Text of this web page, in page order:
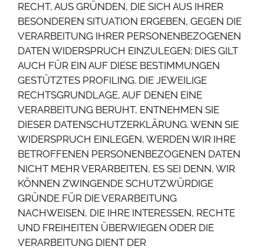
RECHT, AUS GRÜNDEN, DIE SICH AUS IHRER
BESONDEREN SITUATION ERGEBEN, GEGEN DIE
VERARBEITUNG IHRER PERSONENBEZOGENEN
DATEN WIDERSPRUCH EINZULEGEN; DIES GILT
AUCH FÜR EIN AUF DIESE BESTIMMUNGEN
GESTÜTZTES PROFILING. DIE JEWEILIGE
RECHTSGRUNDLAGE, AUF DENEN EINE
VERARBEITUNG BERUHT, ENTNEHMEN SIE
DIESER DATENSCHUTZERKLÄRUNG. WENN SIE
WIDERSPRUCH EINLEGEN, WERDEN WIR IHRE
BETROFFENEN PERSONENBEZOGENEN DATEN
NICHT MEHR VERARBEITEN, ES SEI DENN, WIR
KÖNNEN ZWINGENDE SCHUTZWÜRDIGE
GRÜNDE FÜR DIE VERARBEITUNG
NACHWEISEN, DIE IHRE INTERESSEN, RECHTE
UND FREIHEITEN ÜBERWIEGEN ODER DIE
VERARBEITUNG DIENT DER